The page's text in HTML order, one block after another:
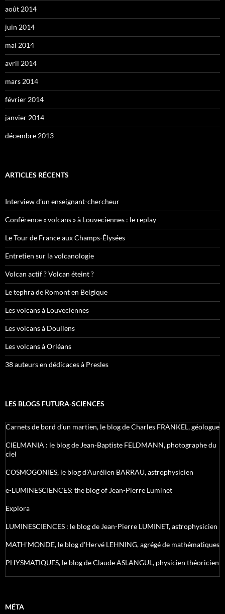
août 2014
juin 2014
mai 2014
avril 2014
mars 2014
février 2014
janvier 2014
décembre 2013
ARTICLES RÉCENTS
Interview d’un enseignant-chercheur
Conférence « volcans » à Louveciennes : le replay
Le Tour de France aux Champs-Élysées
Entretien sur la volcanologie
Volcan actif ? Volcan éteint ?
Le tephra de Romont en Belgique
Les volcans à Louveciennes
Les volcans à Doullens
Les volcans à Orléans
38 auteurs en dédicaces à Presles
LES BLOGS FUTURA-SCIENCES
Carnets de bord d’un martien, le blog de Charles FRANKEL, géologue
CIELMANIA : le blog de Jean-Baptiste FELDMANN, photographe du
ciel
COSMOGONIES, le blog d'Aurélien BARRAU, astrophysicien
e-LUMINESCIENCES: the blog of Jean-Pierre Luminet
Explora
LUMINESCIENCES : le blog de Jean-Pierre LUMINET, astrophysicien
MATH'MONDE, le blog d'Hervé LEHNING, agrégé de mathématiques
PHYSMATIQUES, le blog de Claude ASLANGUL, physicien théoricien
MÉTA